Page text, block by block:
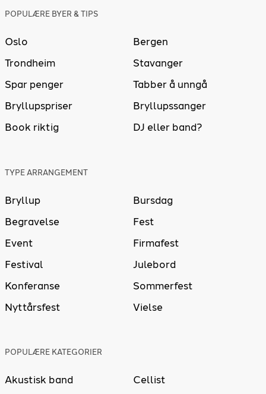
POPULÆRE BYER & TIPS
Oslo
Bergen
Trondheim
Stavanger
Spar penger
Tabber å unngå
Bryllupspriser
Bryllupssanger
Book riktig
DJ eller band?
TYPE ARRANGEMENT
Bryllup
Bursdag
Begravelse
Fest
Event
Firmafest
Festival
Julebord
Konferanse
Sommerfest
Nyttårsfest
Vielse
POPULÆRE KATEGORIER
Akustisk band
Cellist